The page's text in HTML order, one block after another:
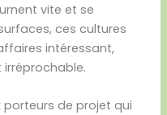
vite et se
ces cultures
intéressant,
irréprochable.
porteurs de projet qui